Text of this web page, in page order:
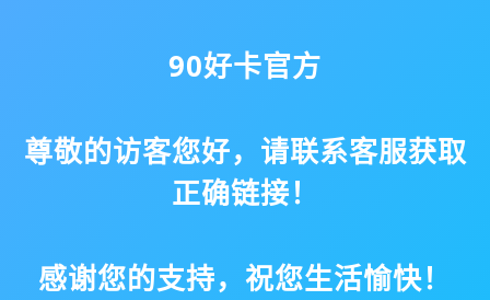
90好卡官方
尊敬的访客您好，请联系客服获取
正确链接！
感谢您的支持，祝您生活愉快！